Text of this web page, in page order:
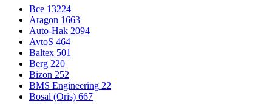
Все 13224
Aragon 1663
Auto-Hak 2094
AvtoS 464
Baltex 501
Berg 220
Bizon 252
BMS Engineering 22
Bosal (Oris) 667